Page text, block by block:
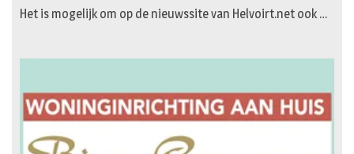
Het is mogelijk om op de nieuwssite van Helvoirt.net ook …